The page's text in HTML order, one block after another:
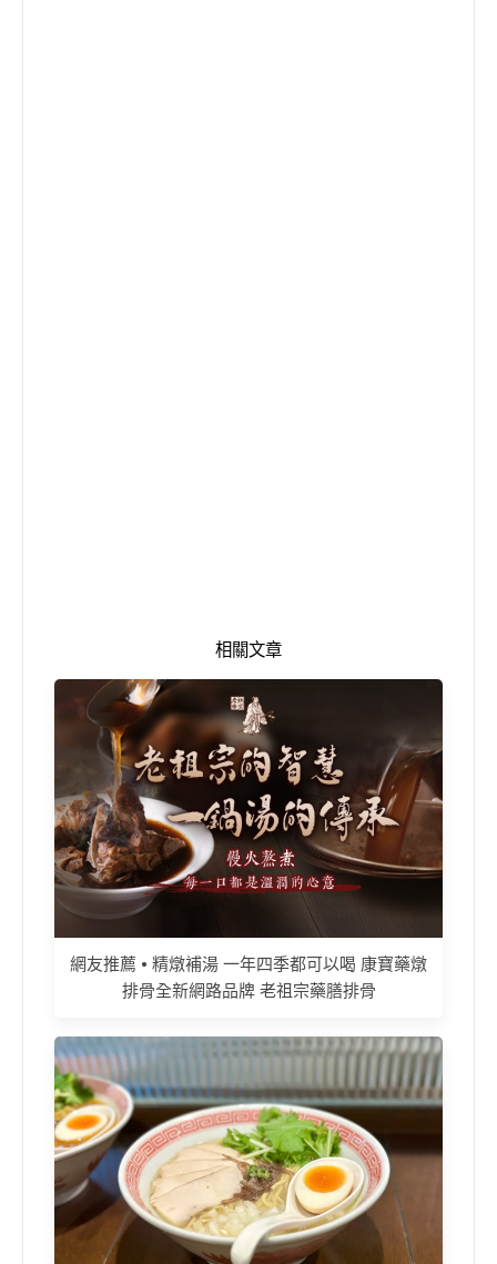
相關文章
網友推薦 • 精燉補湯 一年四季都可以喝 康寶藥燉
排骨全新網路品牌 老祖宗藥膳排骨